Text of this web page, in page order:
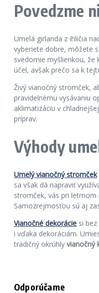
Povedzme
Umelá girlanda z ihličia
vyberiete dobre, môžete
svedomie myšlienkou, že
účel, avšak prečo sa k
Živý vianočný stromček,
pravidelnému vysávaniu
aklimatizáciu v
príprav.
Výhody
Umelý vianočný stromček
sa však dá napraviť
stromček, vás pri letmom
Samozrejmosťou sú aj
Vianočné dekorácie si
i vďaka dekoráciám.
tradičný okrúhly vianočný
Odporúčame